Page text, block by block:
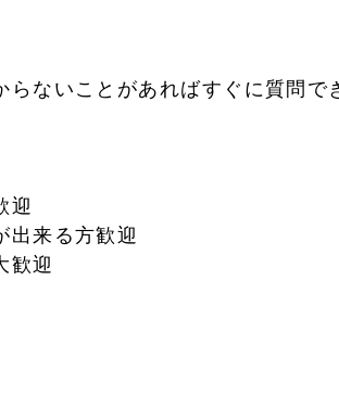
ないことがあればすぐに質問で
迎
出来る方歓迎
歓迎